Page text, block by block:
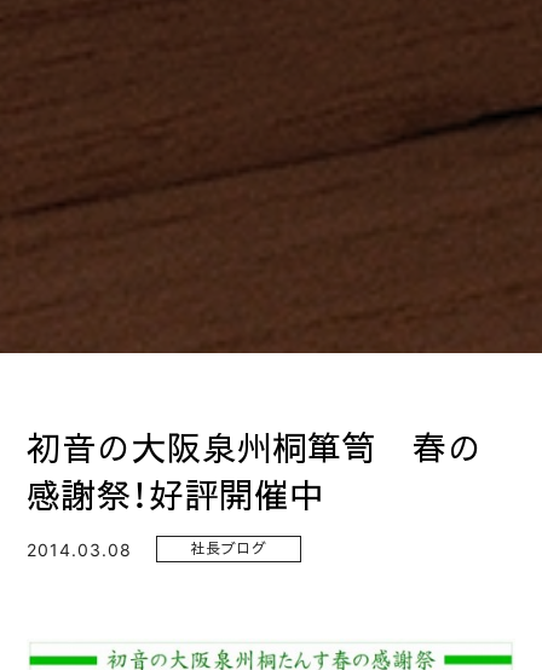
初音の大阪泉州桐箪笥 春の
感謝祭！好評開催中
2014.03.08 社長ブログ